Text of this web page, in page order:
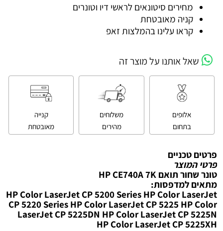
מחירים סיטונאים לראשי דיו וטונרים
קניה מאובטחת
קראו עלינו בהמלצות זאפ
שאל אותנו על מוצר זה
אלופים
בתחום
משלוחים
מהירים
קנייה
מאובטחת
פרטים טכניים
פרטי המוצר
טונר שחור תואם HP CE740A 7K
מתאים למדפסות:
HP Color LaserJet CP 5200 Series HP Color LaserJet
CP 5220 Series HP Color LaserJet CP 5225 HP Color
LaserJet CP 5225DN HP Color LaserJet CP 5225N
HP Color LaserJet CP 5225XH